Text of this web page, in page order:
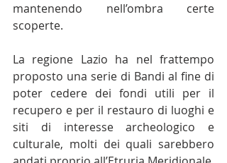
mantenendo nell’ombra certe
scoperte.
La regione Lazio ha nel frattempo
proposto una serie di Bandi al fine di
poter cedere dei fondi utili per il
recupero e per il restauro di luoghi e
siti di interesse archeologico e
culturale, molti dei quali sarebbero